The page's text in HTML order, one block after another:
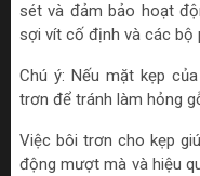
sét và đảm bảo hoạt
sợi vít cố định và các bộ
Chú ý: Nếu mặt kẹp
trơn để tránh làm hỏng
Việc bôi trơn cho kẹp
động mượt mà và hiệu